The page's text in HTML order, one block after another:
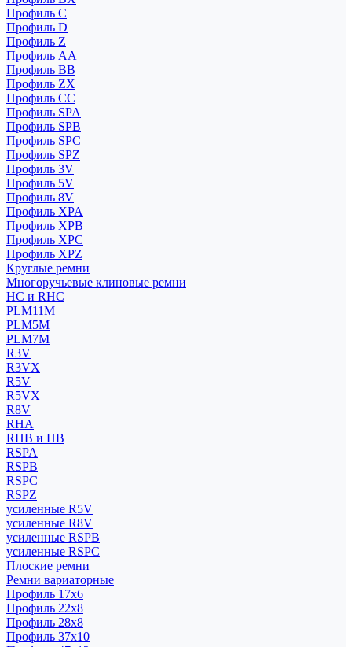
Профиль C
Профиль D
Профиль Z
Профиль АА
Профиль BB
Профиль ZX
Профиль CC
Профиль SPA
Профиль SPB
Профиль SPC
Профиль SPZ
Профиль 3V
Профиль 5V
Профиль 8V
Профиль XPA
Профиль XPB
Профиль XPC
Профиль XPZ
Круглые ремни
Многоручьевые клиновые ремни
HC и RHC
PLM11M
PLM5M
PLM7M
R3V
R3VX
R5V
R5VX
R8V
RHA
RHB и HB
RSPA
RSPB
RSPC
RSPZ
усиленные R5V
усиленные R8V
усиленные RSPB
усиленные RSPC
Плоские ремни
Ремни вариаторные
Профиль 17x6
Профиль 22x8
Профиль 28x8
Профиль 37x10